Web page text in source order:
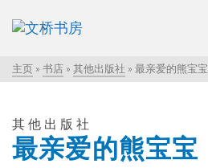
主页 » 书店 » 其他出版社 » 最亲爱的熊宝宝
其他出版社
最亲爱的熊宝宝